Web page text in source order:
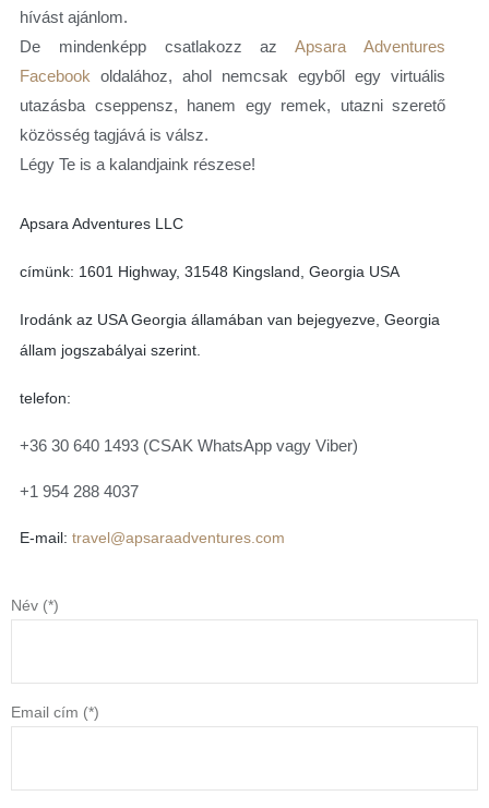
hívást ajánlom.
De mindenképp csatlakozz azApsara Adventures
Facebook oldalához, ahol nemcsak egyből egy virtuális
utazásba cseppensz, hanem egy remek, utazni szerető
közösség tagjává is válsz.
Légy Te is a kalandjaink részese!
Apsara Adventures LLC
címünk: 1601 Highway, 31548 Kingsland, Georgia USA
Irodánk az USA Georgia államában van bejegyezve, Georgia
állam jogszabályai szerint.
telefon:
+36 30 640 1493 (CSAK WhatsApp vagy Viber)
+1 954 288 4037
E-mail: travel@apsaraadventures.com
Név (*)
Email cím (*)